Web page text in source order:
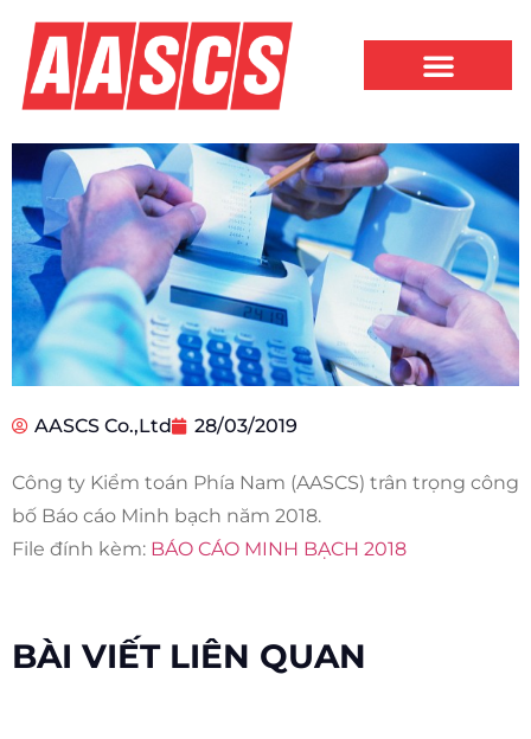
AASCS Co.,Ltd 28/03/2019
Công ty Kiểm toán Phía Nam (AASCS) trân trọng công
bố Báo cáo Minh bạch năm 2018.
File đính kèm: BÁO CÁO MINH BẠCH 2018
BÀI VIẾT LIÊN QUAN